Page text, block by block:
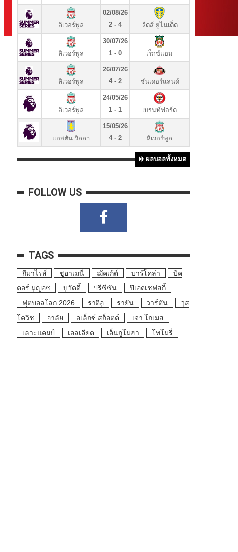
ลิเวอร์พูล
02/08/26
2 - 4
ลีดส์ ยูไนเต็ด
ลิเวอร์พูล
30/07/26
1 - 0
เร็กซ์แฮม
ลิเวอร์พูล
26/07/26
4 - 2
ซันเดอร์แลนด์
ลิเวอร์พูล
24/05/26
1 - 1
เบรนท์ฟอร์ด
แอสตัน วิลลา
15/05/26
4 - 2
ลิเวอร์พูล
ผลบอลทั้งหมด
FOLLOW US
TAGS
กีมาไรส์ ชูอาเมนี่ ฌัคเก้ต์ บาร์โคล่า
บิค
ตอร์ มูญอซ
บูวัดดี้ ปรีซีซัน
ปิเอตูเชฟสกี้
ฟุตบอลโลก 2026
ราติอู รายัน วาร์ตัน
วุส
โควิช
อาลัย อเล็กซ์ สก็อตต์
เจา โกเมส
เลาะแคมป์
เอลเลียต เอ็นกูโมฮา โทโมรี่